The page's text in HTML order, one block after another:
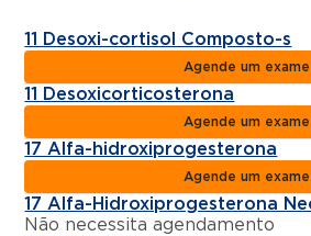
11 Desoxi-cortisol Composto-s
Agende um exame
11 Desoxicorticosterona
Agende um exame
17 Alfa-hidroxiprogesterona
Agende um exame
17 Alfa-Hidroxiprogesterona
Não necessita agendamento